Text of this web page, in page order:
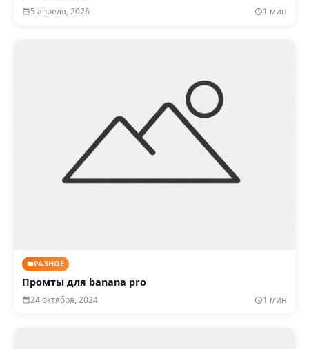
5 апреля, 2026 1 мин
РАЗНОЕ
Промты для banana pro
24 октября, 2024 1 мин